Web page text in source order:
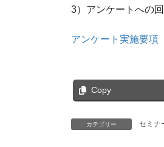
3）アンケートへの
アンケート実施要項
Copy
カテゴリー セミナ